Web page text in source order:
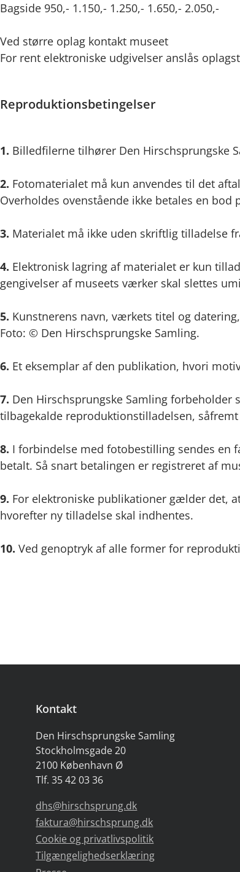
Bagside 950,- 1.150,- 1.250,- 1.650,- 2.050,-
Ved større oplag kontakt museet
For rent elektroniske udgivelser anslås
Reproduktionsbetingelser
1. Billedfilerne tilhører Den Hirschsprungske
2. Fotomaterialet må kun anvendes til det
Overholdes ovenstående ikke betales en
3. Materialet må ikke uden skriftlig tilladelse
4. Elektronisk lagring af materialet er kun
gengivelser af museets værker skal slettes
5. Kunstnerens navn, værkets titel og
Foto: © Den Hirschsprungske Samling.
6. Et eksemplar af den publikation, hvori
7. Den Hirschsprungske Samling
tilbagekalde reproduktionstilladelsen,
8. I forbindelse med fotobestilling sendes en
betalt. Så snart betalingen er registreret af
9. For elektroniske publikationer gælder det,
hvorefter ny tilladelse skal indhentes.
10. Ved genoptryk af alle former for
Kontakt
Den Hirschsprungske Samling
Stockholmsgade 20
2100 København Ø
Tlf. 35 42 03 36
dhs@hirschsprung.dk
faktura@hirschsprung.dk
Cookie og privatlivspolitik
Tilgængelighedserklæring